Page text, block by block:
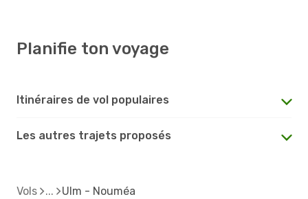
Planifie ton voyage
Itinéraires de vol populaires
Les autres trajets proposés
Vols Ulm - Nouméa